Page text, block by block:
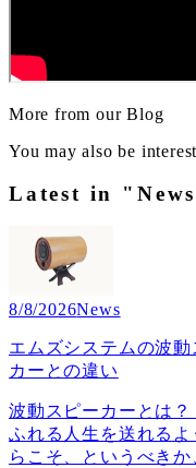
More from our Blog
You may also be
Latest in
8/8/2026News
エムズシステムの波
カーとの違い
波動スピーカーとは
ふれる人生を送れる
らこそ、というべき